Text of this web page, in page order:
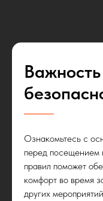
Ознакомьтесь с
перед посещением
правил поможет
комфорт во время
других